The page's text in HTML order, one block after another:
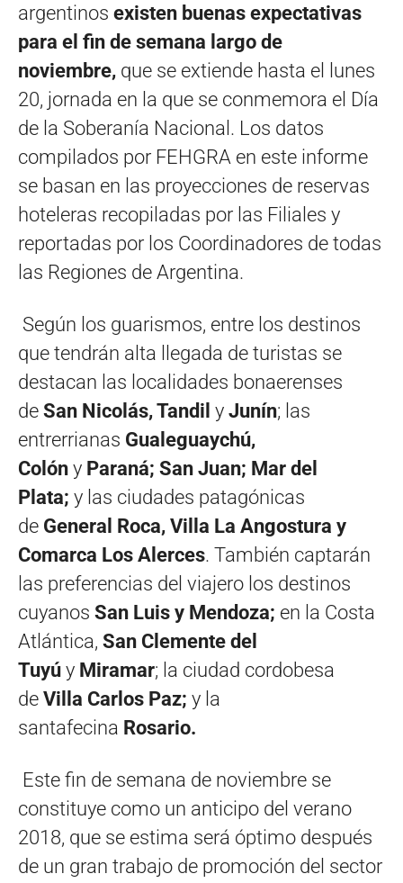
argentinos existen buenas expectativas
para el fin de semana largo de
noviembre, que se extiende hasta el lunes
20, jornada en la que se conmemora el Día
de la Soberanía Nacional. Los datos
compilados por FEHGRA en este informe
se basan en las proyecciones de reservas
hoteleras recopiladas por las Filiales y
reportadas por los Coordinadores de todas
las Regiones de Argentina.
Según los guarismos, entre los destinos
que tendrán alta llegada de turistas se
destacan las localidades bonaerenses
de San Nicolás, Tandil y Junín; las
entrerrianas Gualeguaychú,
Colón y Paraná; San Juan; Mar del
Plata; y las ciudades patagónicas
de General Roca, Villa La Angostura y
Comarca Los Alerces. También captarán
las preferencias del viajero los destinos
cuyanos San Luis y Mendoza; en la Costa
Atlántica, San Clemente del
Tuyú y Miramar; la ciudad cordobesa
de Villa Carlos Paz; y la
santafecina Rosario.
Este fin de semana de noviembre se
constituye como un anticipo del verano
2018, que se estima será óptimo después
de un gran trabajo de promoción del sector